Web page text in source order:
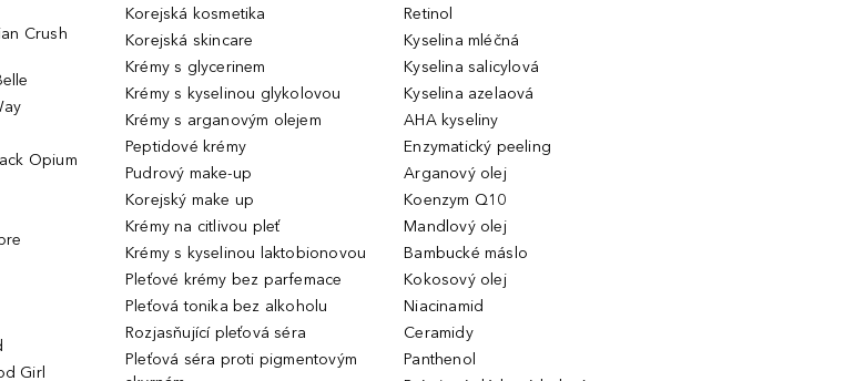
Crush
Opium
Girl
Korejská kosmetika
Korejská skincare
Krémy s glycerinem
Krémy s kyselinou glykolovou
Krémy s arganovým olejem
Peptidové krémy
Pudrový make-up
Korejský make up
Krémy na citlivou pleť
Krémy s kyselinou laktobionovou
Pleťové krémy bez parfemace
Pleťová tonika bez alkoholu
Rozjasňující pleťová séra
Pleťová séra proti pigmentovým
Retinol
Kyselina mléčná
Kyselina salicylová
Kyselina azelaová
AHA kyseliny
Enzymatický peeling
Arganový olej
Koenzym Q10
Mandlový olej
Bambucké máslo
Kokosový olej
Niacinamid
Ceramidy
Panthenol